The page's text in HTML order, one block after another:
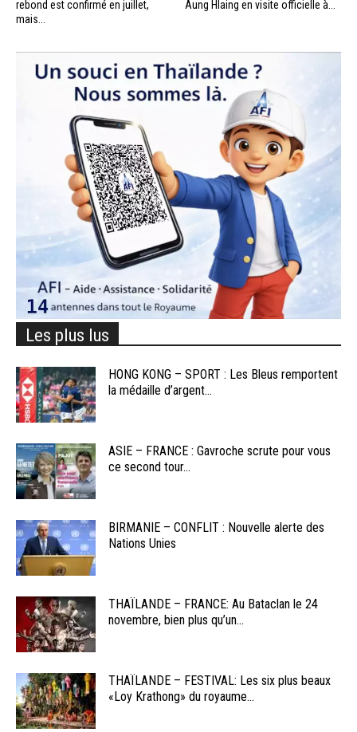
rebond est confirmé en juillet,
mais...
Aung Hlaing en visite officielle à...
Les plus lus
HONG KONG – SPORT : Les Bleus remportent
la médaille d’argent...
ASIE – FRANCE : Gavroche scrute pour vous
ce second tour...
BIRMANIE – CONFLIT : Nouvelle alerte des
Nations Unies
THAÏLANDE – FRANCE: Au Bataclan le 24
novembre, bien plus qu’un...
THAÏLANDE – FESTIVAL: Les six plus beaux
«Loy Krathong» du royaume...